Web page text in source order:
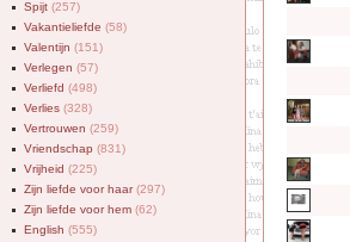
Spijt (257)
Vakantieliefde (58)
Valentijn (151)
Verlegen (57)
Verliefd (498)
Verlies (328)
Vertrouwen (259)
Vriendschap (831)
Vrijheid (225)
Zijn liefde voor haar(297)
Zijn liefde voor hem (62)
English (555)